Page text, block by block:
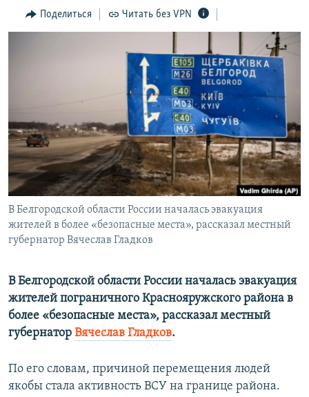
поискуИНФОГРАФИКА
СОВЕТЫ ПРАВОЗАЩИТНИКОВ
ПОБЕДИТЕЛЕЙ НЕ СУДЯТ?
КРЫМ.НЕПОКОРЕННЫЙ
ELIFBE
УКРАИНСКАЯ ПРОБЛЕМА КРЫМА
КАК ОБОЙТИ БЛОКИРОВКУ
Все сайты RFE/RL
Поделиться Читать без VPN
В Белгородской области России началась эвакуация
жителей в более «безопасные места», рассказал местный
губернатор Вячеслав Гладков
В Белгородской области России началась эвакуация
жителей пограничного Краснояружского района в
более «безопасные места», рассказал местный
губернатор Вячеслав Гладков.
По его словам, причиной перемещения людей
якобы стала активность ВСУ на границе района.